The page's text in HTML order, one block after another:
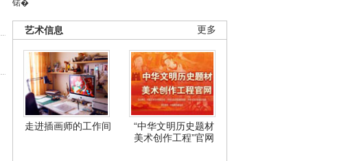
锘�
更多
艺术信息
走进插画师的工作间
“中华文明历史题材
美术创作工程”官网